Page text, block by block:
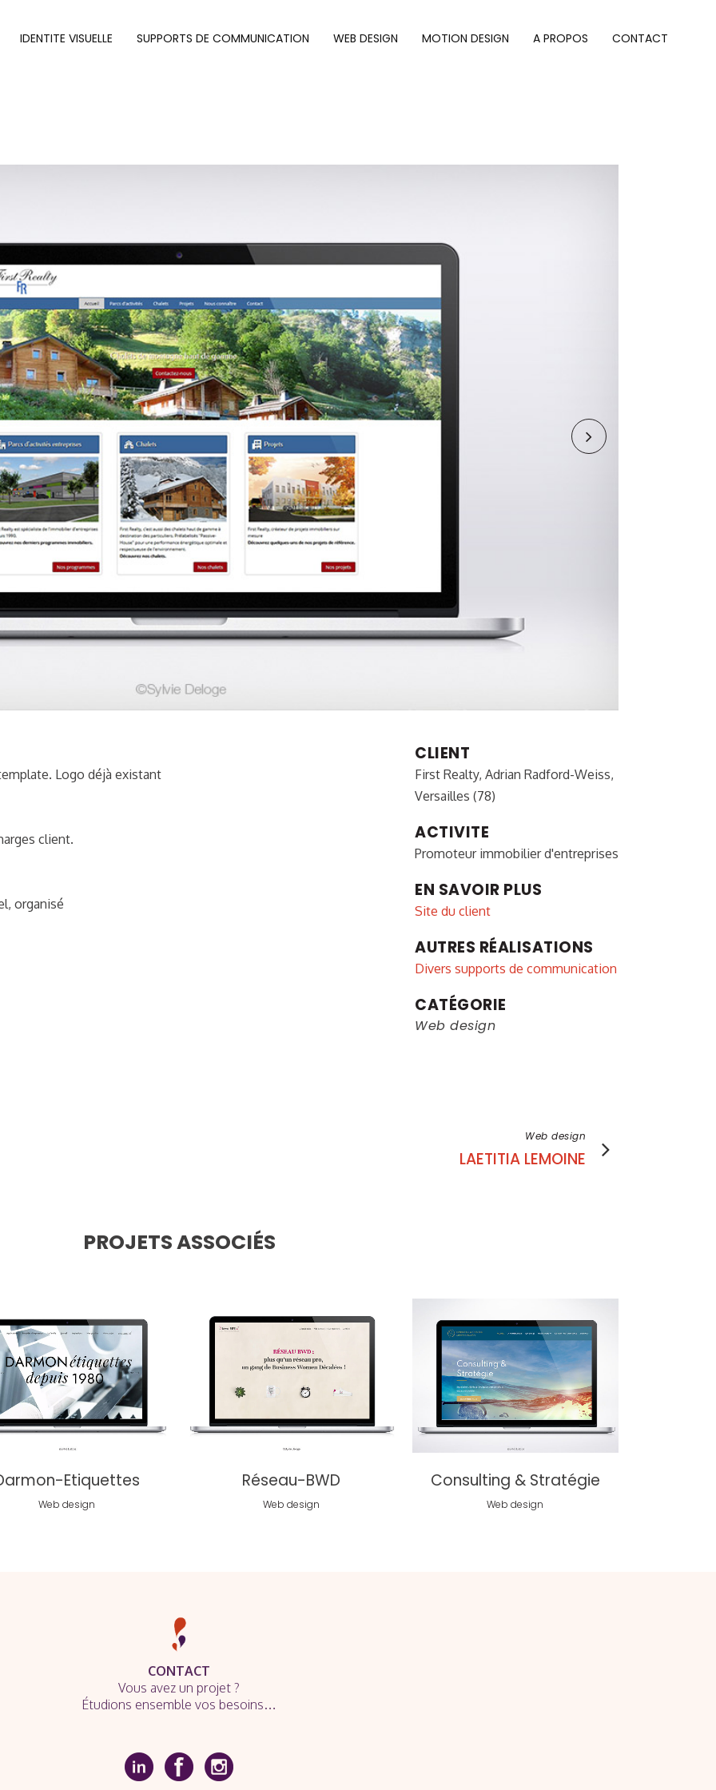
IDENTITE VISUELLE SUPPORTS DE COMMUNICATION WEB DESIGN MOTION DESIGN A PROPOS CONTACT
Logo déjà existant
client.
organisé
CLIENT
First Realty, Adrian Radford-Weiss,
Versailles (78)
ACTIVITE
Promoteur immobilier d'entreprises
EN SAVOIR PLUS
Site du client
AUTRES RÉALISATIONS
Divers supports de communication
CATÉGORIE
Web design
Web design
LAETITIA LEMOINE
PROJETS ASSOCIÉS
voir
Etiquettes
Web design
voir
Réseau-BWD
Web design
voir
Consulting & Stratégie
Web design
CONTACT
Vous avez un projet ?
Étudions ensemble vos besoins…